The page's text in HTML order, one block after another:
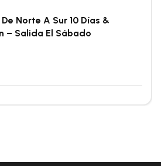
Norte A Sur 10 Días &
– Salida El Sábado